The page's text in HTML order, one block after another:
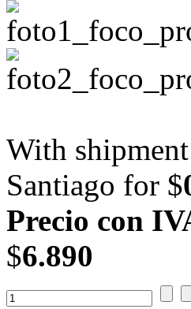
With
Santiago for $
Precio con
$6.890